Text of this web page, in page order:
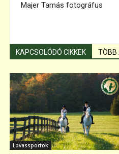
Majer Tamás fotográfus
KAPCSOLÓDÓ CIKKEK TÖBB
Lovassportok